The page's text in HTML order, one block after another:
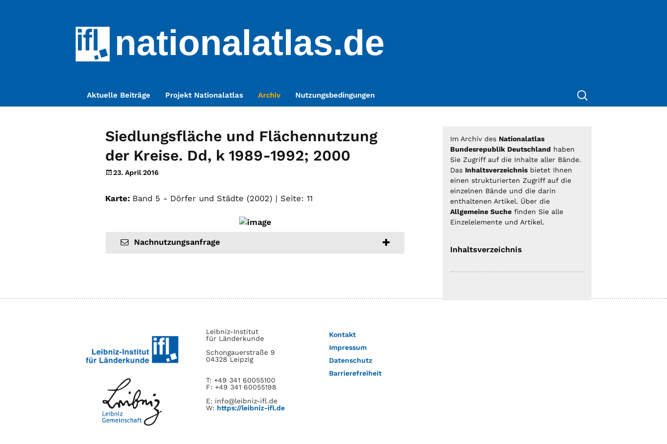
nationalatlas.de
Aktuelle Beiträge Projekt Nationalatlas Archiv Nutzungsbedingungen
Suchen
nach:
Siedlungsfläche und Flächennutzung
der Kreise. Dd, k 1989-1992; 2000
23. April 2016
Karte: Band 5 - Dörfer und Städte (2002) | Seite: 11
Nachnutzungsanfrage
Im Archiv des Nationalatlas
Bundesrepublik Deutschland haben
Sie Zugriff auf die Inhalte aller Bände.
Das Inhaltsverzeichnis bietet Ihnen
einen strukturierten Zugriff auf die
einzelnen Bände und die darin
enthaltenen Artikel. Über die
Allgemeine Suche finden Sie alle
Einzelelemente und Artikel.
Inhaltsverzeichnis
Leibniz-Institut
für Länderkunde
Schongauerstraße 9
04328 Leipzig
T: +49 341 60055100
F: +49 341 60055198
E: info@leibniz-ifl.de
W: https://leibniz-ifl.de
Kontakt
Impressum
Datenschutz
Barrierefreiheit